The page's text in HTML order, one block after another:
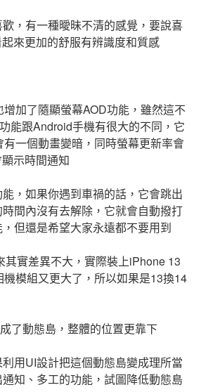
，有一種曖昧不清的感覺，要說喜
來更加的舒服有辨識度和質感
加了隨顯螢幕AOD功能，雖然這不
能跟Android手機有很大的不同，它
一個動畫變暗，同時螢幕更新率會
示時間通知
，如果你遇到車禍的話，它會跳出
間內沒有去解除，它就會自動撥打
但還是希望大家永遠都不要用到
實差異不大，實際裝上iPhone 13
模組又更大了，所以如果是13換14
了動態島，整體的位置更靠下
用UI設計把這個動態島變成理所當
知、多工的功能，試圖降低動態島